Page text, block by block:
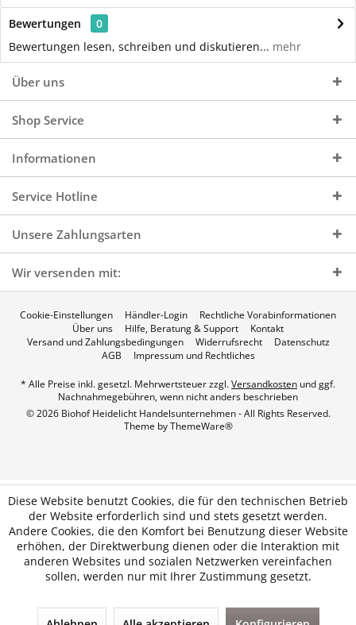
Bewertungen
0
Bewertungen lesen, schreiben und diskutieren... mehr
Über uns
Shop Service
Informationen
Service Hotline
Unsere Zahlungsarten
Wir versenden mit:
Cookie-Einstellungen Händler-Login
Rechtliche Vorabinformationen
Über uns
Hilfe, Beratung & Support
Kontakt
Versand und Zahlungsbedingungen
Widerrufsrecht
Datenschutz
AGB
Impressum und Rechtliches
* Alle Preise inkl. gesetzl. Mehrwertsteuer zzgl.Versandkosten und ggf.
Nachnahmegebühren, wenn nicht anders beschrieben
© 2026 Biohof Heidelicht Handelsunternehmen - All Rights Reserved.
Theme byThemeWare®
Diese Website benutzt Cookies, die für den technischen Betrieb
der Website erforderlich sind und stets gesetzt werden.
Andere Cookies, die den Komfort bei Benutzung dieser Website
erhöhen, der Direktwerbung dienen oder die Interaktion mit
anderen Websites und sozialen Netzwerken vereinfachen
sollen, werden nur mit Ihrer Zustimmung gesetzt.